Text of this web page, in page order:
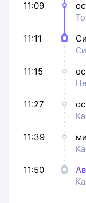
11:09
11:11
11:15
11:27
11:39
11:50